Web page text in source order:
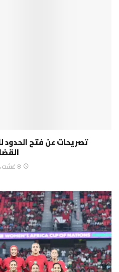
تصريحات عن فتح الحدود
8 غشت، 2026